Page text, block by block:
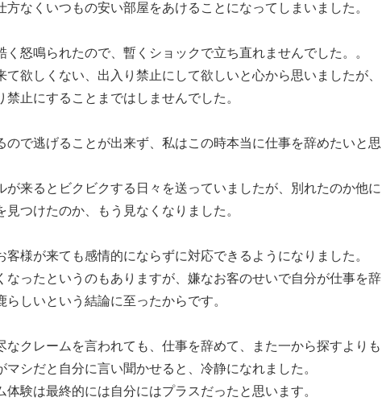
方なくいつもの安い部屋をあけることになってしまいました。
く怒鳴られたので、暫くショックで立ち直れませんでした。。
て欲しくない、出入り禁止にして欲しいと心から思いましたが、
禁止にすることまではしませんでした。
ので逃げることが出来ず、私はこの時本当に仕事を辞めたいと思
が来るとビクビクする日々を送っていましたが、別れたのか他に
見つけたのか、もう見なくなりました。
客様が来ても感情的にならずに対応できるようになりました。
なったというのもありますが、嫌なお客のせいで自分が仕事を辞
らしいという結論に至ったからです。
なクレームを言われても、仕事を辞めて、また一から探すよりも
マシだと自分に言い聞かせると、冷静になれました。
体験は最終的には自分にはプラスだったと思います。